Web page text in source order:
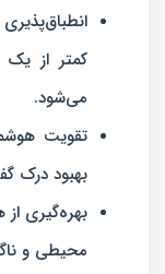
کمتر از
می‌شود.
تقویت
بهبود درک
بهره‌گیری
محیطی و